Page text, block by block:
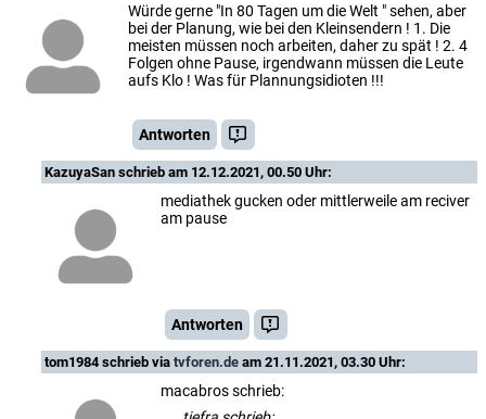
Würde gerne "In 80 Tagen um die Welt " sehen, aber
bei der Planung, wie bei den Kleinsendern ! 1. Die
meisten müssen noch arbeiten, daher zu spät ! 2. 4
Folgen ohne Pause, irgendwann müssen die Leute
aufs Klo ! Was für Plannungsidioten !!!
Antworten
KazuyaSan schrieb am 12.12.2021, 00.50 Uhr:
mediathek gucken oder mittlerweile am reciver
am pause
Antworten
tom1984schrieb via tvforen.de am 21.11.2021, 03.30 Uhr:
macabros schrieb: